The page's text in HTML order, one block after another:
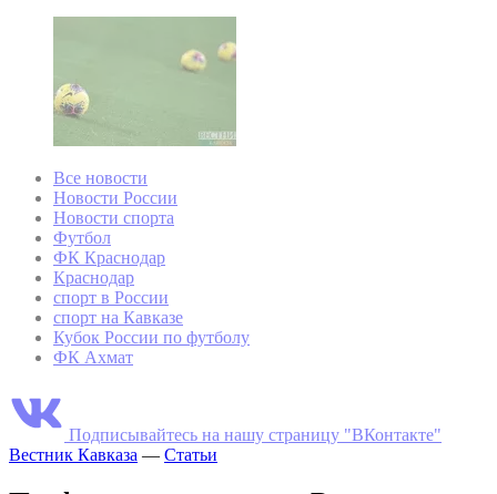
Все новости
Новости России
Новости спорта
Футбол
ФК Краснодар
Краснодар
спорт в России
спорт на Кавказе
Кубок России по футболу
ФК Ахмат
Подписывайтесь на нашу страницу "ВКонтакте"
Вестник Кавказа — Статьи